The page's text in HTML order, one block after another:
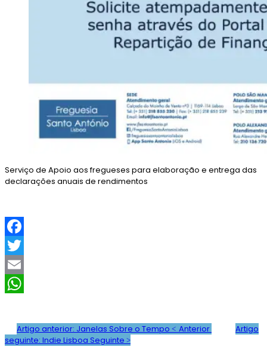
Serviço de Apoio aos fregueses para elaboração e entrega das
declarações anuais de rendimentos
F
a
c
o
T
w
t
E
ia
Artigo anterior: Janelas Sobre o Tempo Anterior
Artigo
seguinte: Indie Lisboa Seguinte